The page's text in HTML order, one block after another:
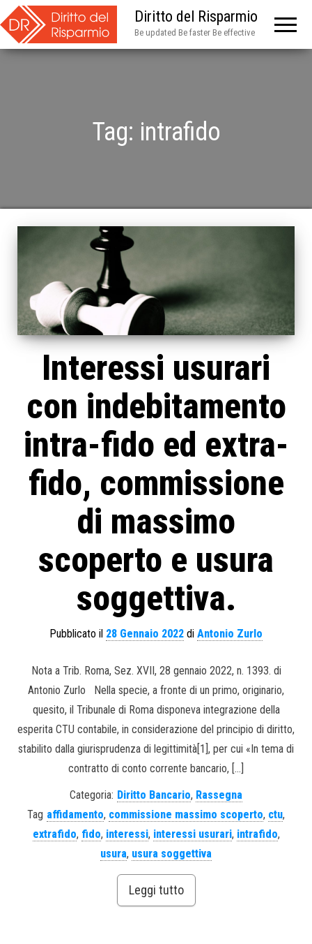
Diritto del Risparmio
Be updated Be faster Be effective
Tag: intrafido
Interessi usurari
con indebitamento
intra-fido ed extra-
fido, commissione
di massimo
scoperto e usura
soggettiva.
Pubblicato il 28 Gennaio 2022 di Antonio Zurlo
Nota a Trib. Roma, Sez. XVII, 28 gennaio 2022, n. 1393. di
Antonio Zurlo Nella specie, a fronte di un primo, originario,
quesito, il Tribunale di Roma disponeva integrazione della
esperita CTU contabile, in considerazione del principio di diritto,
stabilito dalla giurisprudenza di legittimità[1], per cui «In tema di
contratto di conto corrente bancario, […]
Categoria: Diritto Bancario, Rassegna
Tag affidamento, commissione massimo scoperto, ctu,
extrafido, fido, interessi, interessi usurari, intrafido,
usura, usura soggettiva
Leggi tutto